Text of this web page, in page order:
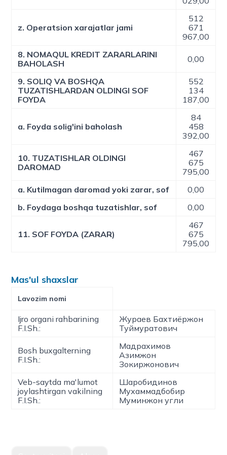
z. Operatsion xarajatlar jami
512
671
967,00
8. NOMAQUL KREDIT ZARARLARINI
BAHOLASH
0,00
9. SOLIQ VA BOSHQA
TUZATISHLARDAN OLDINGI SOF
FOYDA
552
134
187,00
a. Foyda solig'ini baholash
84
458
392,00
10. TUZATISHLAR OLDINGI
DAROMAD
467
675
795,00
a. Kutilmagan daromad yoki zarar, sof
0,00
b. Foydaga boshqa tuzatishlar, sof
0,00
11. SOF FOYDA (ZARAR)
467
675
795,00
Mas'ul shaxslar
Lavozim nomi
Ijro organi rahbarining
F.I.Sh.:
Жураев Бахтиёржон
Туймуратович
Bosh buxgalterning
F.I.Sh.:
Мадрахимов
Азимжон
Зокиржонович
Veb-saytda ma'lumot
joylashtirgan vakilning
F.I.Sh.:
Шаробидинов
Мухаммадбобир
Муминжон угли